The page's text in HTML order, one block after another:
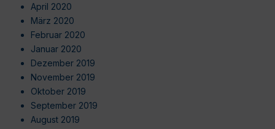
April 2020
März 2020
Februar 2020
Januar 2020
Dezember 2019
November 2019
Oktober 2019
September 2019
August 2019